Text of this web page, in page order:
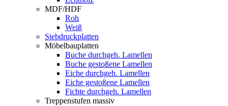
MDF/HDF
Roh
Weiß
Siebdruckplatten
Möbelbauplatten
Buche durchgeh. Lamellen
Buche gestoßene Lamellen
Eiche durchgeh. Lamellen
Eiche gestoßene Lamellen
Fichte durchgeh. Lamellen
Treppenstufen massiv